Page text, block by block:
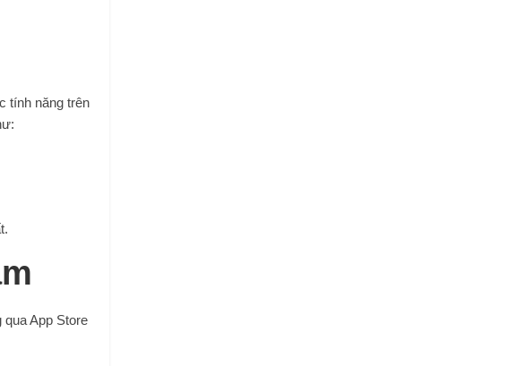
tính năng trên
qua App Store